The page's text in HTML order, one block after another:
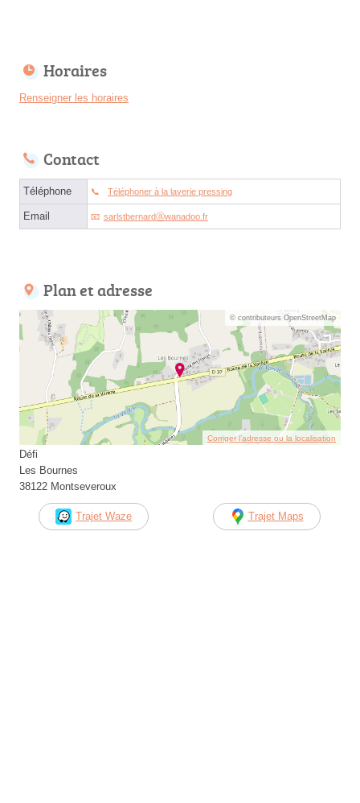
Horaires
Renseigner les horaires
Contact
Téléphone Téléphoner à la laverie pressing
Email sarlstbernardⓐwanadoo.fr
Plan et adresse
© contributeurs OpenStreetMap
Corriger l’adresse ou la localisation
Défi
Les Bournes
38122 Montseveroux
Trajet Waze Trajet Maps